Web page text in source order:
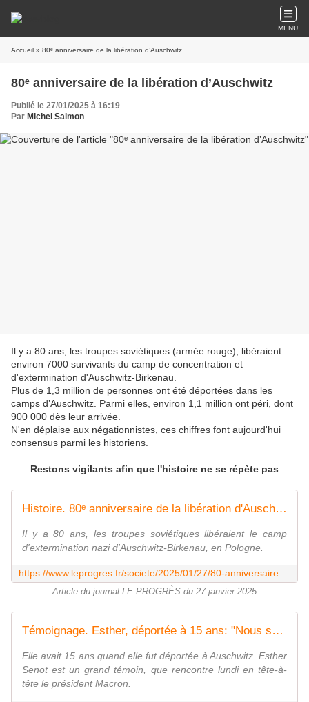
MENU
Accueil » 80ᵉ anniversaire de la libération d’Auschwitz
80ᵉ anniversaire de la libération d’Auschwitz
Publié le 27/01/2025 à 16:19
Par Michel Salmon
Il y a 80 ans, les troupes soviétiques (armée rouge), libéraient
environ 7000 survivants du camp de concentration et
d'extermination d'Auschwitz-Birkenau.
Plus de 1,3 million de personnes ont été déportées dans les
camps d’Auschwitz. Parmi elles, environ 1,1 million ont péri, dont
900 000 dès leur arrivée.
N'en déplaise aux négationnistes, ces chiffres font aujourd'hui
consensus parmi les historiens.
Restons vigilants afin que l'histoire ne se répète pas
Histoire. 80ᵉ anniversaire de la libération d'Auschwitz : les survivants pour mémoire
Il y a 80 ans, les troupes soviétiques libéraient le camp
d'extermination nazi d'Auschwitz-Birkenau, en Pologne.
Article du journal LE PROGRÈS du 27 janvier 2025
Témoignage. Esther, déportée à 15 ans: "Nous sommes revenus d'Auschwitz dans l'indifférence totale"
Elle avait 15 ans quand elle fut déportée à Auschwitz. Esther
Senot est un grand témoin, que rencontre lundi en tête-à-
tête le président Macron.